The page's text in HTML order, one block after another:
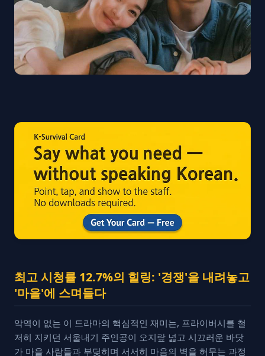
최고 시청률 12.7%의 힐링: '경쟁'을 내려놓고
'마을'에 스며들다
악역이 없는 이 드라마의 핵심적인 재미는, 프라이버시를 철
저히 지키던 서울내기 주인공이 오지랖 넓고 시끄러운 바닷
가 마을 사람들과 부딪히며 서서히 마음의 벽을 허무는 과정